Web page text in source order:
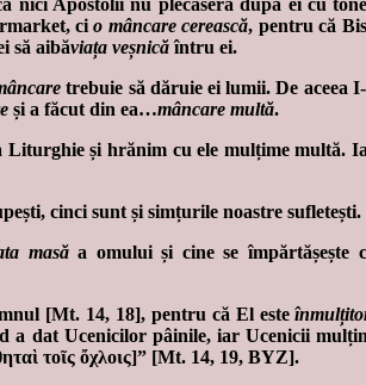
cio mâncare cerească, pentru că
să aibăviața veșnicăîntru ei.
trebuie să dăruie ei lumii. De aceea
și a făcut din ea…mâncare multă.
Liturghie și hrănim cu ele mulțime multă.
cinci sunt și simțurile noastre
masăa omului și cine se împărtășește
[Mt. 14, 18], pentru că El este
dat Ucenicilor pâinile, iar Ucenicii
τοῖς ὄχλοις]” [Mt. 14, 19, BYZ].